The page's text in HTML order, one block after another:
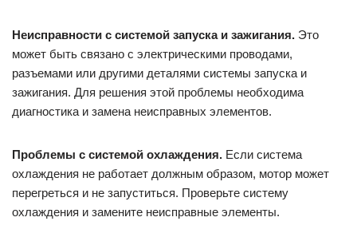
Неисправности с системой запуска и зажигания. Это
может быть связано с электрическими проводами,
разъемами или другими деталями системы запуска и
зажигания. Для решения этой проблемы необходима
диагностика и замена неисправных элементов.
Проблемы с системой охлаждения. Если система
охлаждения не работает должным образом, мотор может
перегреться и не запуститься. Проверьте систему
охлаждения и замените неисправные элементы.